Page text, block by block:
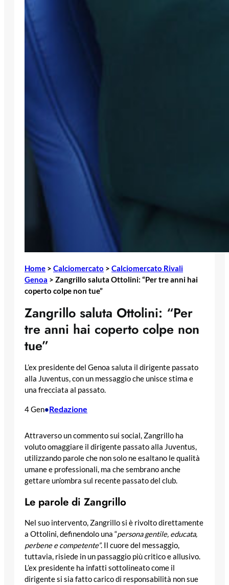
Home > Calciomercato > Calciomercato Rivali
Genoa > Zangrillo saluta Ottolini: “Per tre anni hai
coperto colpe non tue”
Zangrillo saluta Ottolini: “Per
tre anni hai coperto colpe non
tue”
L’ex presidente del Genoa saluta il dirigente passato
alla Juventus, con un messaggio che unisce stima e
una frecciata al passato.
4 Gen•Redazione
Attraverso un commento sui social, Zangrillo ha
voluto omaggiare il dirigente passato alla Juventus,
utilizzando parole che non solo ne esaltano le qualità
umane e professionali, ma che sembrano anche
gettare un’ombra sul recente passato del club.
Le parole di Zangrillo
Nel suo intervento, Zangrillo si è rivolto direttamente
a Ottolini, definendolo una “persona gentile, educata,
perbene e competente”. Il cuore del messaggio,
tuttavia, risiede in un passaggio più critico e allusivo.
L’ex presidente ha infatti sottolineato come il
dirigente si sia fatto carico di responsabilità non sue